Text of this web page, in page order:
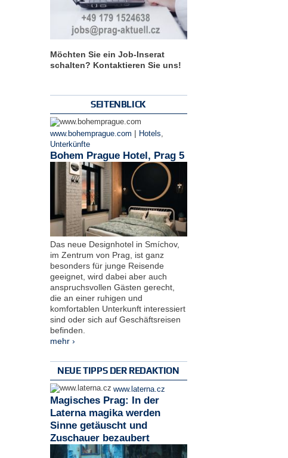
Möchten Sie ein Job-Inserat
schalten? Kontaktieren Sie uns!
SEITENBLICK
www.bohemprague.com | Hotels
Unterkünfte
Bohem Prague Hotel, Prag 5
Das neue Designhotel in Smíchov,
im Zentrum von Prag, ist ganz
besonders für junge Reisende
geeignet, wird dabei aber auch
anspruchsvollen Gästen gerecht,
die an einer ruhigen und
komfortablen Unterkunft interessiert
sind oder sich auf Geschäftsreisen
befinden.
mehr ›
NEUE TIPPS DER REDAKTION
www.laterna.cz
Magisches Prag: In der
Laterna magika werden
Sinne getäuscht und
Zuschauer bezaubert